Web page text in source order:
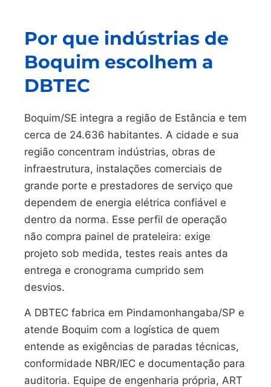
Por que indústrias de
Boquim escolhem a
DBTEC
Boquim/SE integra a região de Estância e tem
cerca de 24.636 habitantes. A cidade e sua
região concentram indústrias, obras de
infraestrutura, instalações comerciais de
grande porte e prestadores de serviço que
dependem de energia elétrica confiável e
dentro da norma. Esse perfil de operação
não compra painel de prateleira: exige
projeto sob medida, testes reais antes da
entrega e cronograma cumprido sem
desvios.
A DBTEC fabrica em Pindamonhangaba/SP e
atende Boquim com a logística de quem
entende as exigências de paradas técnicas,
conformidade NBR/IEC e documentação para
auditoria. Equipe de engenharia própria, ART